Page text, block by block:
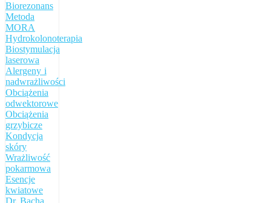
Biorezonans
Metoda
MORA
Hydrokolonoterapia
Biostymulacja
laserowa
Alergeny i
nadwrażliwości
Obciążenia
odwektorowe
Obciążenia
grzybicze
Kondycja
skóry
Wrażliwość
pokarmowa
Esencje
kwiatowe
Dr. Bacha